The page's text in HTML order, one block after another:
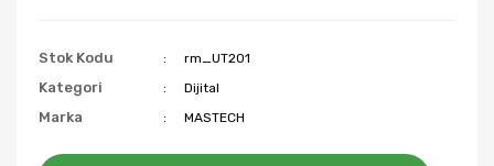
Stok Kodu rm_UT201
Kategori Dijital
Marka MASTECH